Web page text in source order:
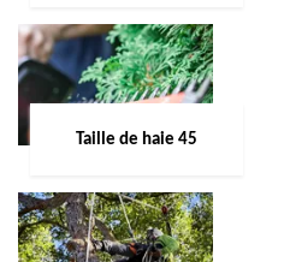
Taille de haie 45